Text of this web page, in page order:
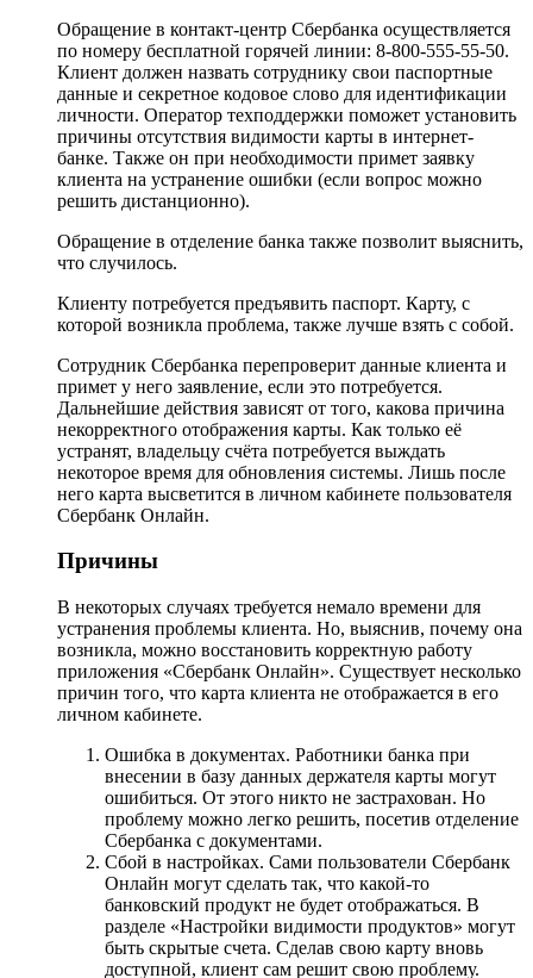
Обращение в контакт-центр Сбербанка осуществляется
по номеру бесплатной горячей линии: 8-800-555-55-50.
Клиент должен назвать сотруднику свои паспортные
данные и секретное кодовое слово для идентификации
личности. Оператор техподдержки поможет установить
причины отсутствия видимости карты в интернет-
банке. Также он при необходимости примет заявку
клиента на устранение ошибки (если вопрос можно
решить дистанционно).
Обращение в отделение банка также позволит выяснить,
что случилось.
Клиенту потребуется предъявить паспорт. Карту, с
которой возникла проблема, также лучше взять с собой.
Сотрудник Сбербанка перепроверит данные клиента и
примет у него заявление, если это потребуется.
Дальнейшие действия зависят от того, какова причина
некорректного отображения карты. Как только её
устранят, владельцу счёта потребуется выждать
некоторое время для обновления системы. Лишь после
него карта высветится в личном кабинете пользователя
Сбербанк Онлайн.
Причины
В некоторых случаях требуется немало времени для
устранения проблемы клиента. Но, выяснив, почему она
возникла, можно восстановить корректную работу
приложения «Сбербанк Онлайн». Существует несколько
причин того, что карта клиента не отображается в его
личном кабинете.
Ошибка в документах. Работники банка при
внесении в базу данных держателя карты могут
ошибиться. От этого никто не застрахован. Но
проблему можно легко решить, посетив отделение
Сбербанка с документами.
Сбой в настройках. Сами пользователи Сбербанк
Онлайн могут сделать так, что какой-то
банковский продукт не будет отображаться. В
разделе «Настройки видимости продуктов» могут
быть скрытые счета. Сделав свою карту вновь
доступной, клиент сам решит свою проблему.